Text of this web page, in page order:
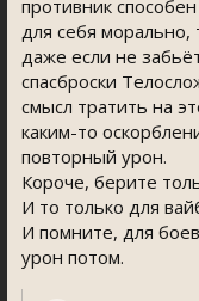
противник
для себя морально,
даже если не
спасброски
смысл тратить на
каким-то
повторный урон.
Короче, берите
И то только для
И помните, для
урон потом.